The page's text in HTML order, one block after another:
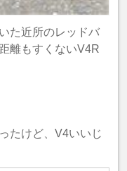
た近所のレッドバ
離もすくないV4R
たけど、V4いいじ